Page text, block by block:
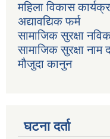
महिला विकास
अद्यावद्यिक फर्म
सामाजिक सुरक्षा
सामाजिक सुरक्षा नाम
मौजुदा कानुन
घटना दर्ता